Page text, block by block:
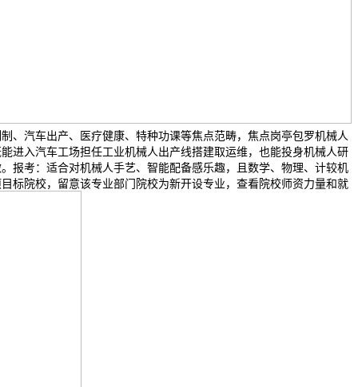
、汽车出产、医疗健康、特种功课等焦点范畴，焦点岗亭包罗机械人
进入汽车工场担任工业机械人出产线搭建取运维，也能投身机械人研
报考：适合对机械人手艺、智能配备感乐趣，且数学、物理、计较机
标院校，留意该专业部门院校为新开设专业，查看院校师资力量和就